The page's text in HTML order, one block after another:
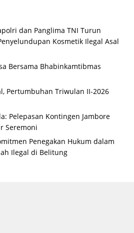
dan Panglima TNI Turun
Kosmetik Ilegal Asal
Bersama Bhabinkamtibmas
Pertumbuhan Triwulan II-2026
Pelepasan Kontingen Jambore
Seremoni
Penegakan Hukum dalam
Ilegal di Belitung